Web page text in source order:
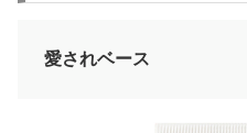
愛されベース